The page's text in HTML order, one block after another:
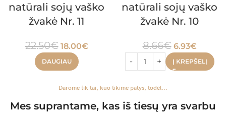
natūrali sojų vaško
žvakė Nr. 11
22.50€ 18.00€
DAUGIAU
natūrali sojų vaško
žvakė Nr. 10
8.66€ 6.93€
Į KREPŠELĮ
Darome tik tai, kuo tikime patys, todėl...
Mes suprantame, kas iš tiesų yra svarbu